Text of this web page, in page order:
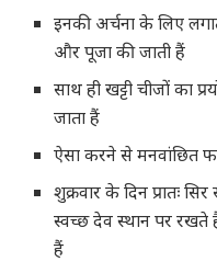
इनकी अर्चना के लिए
और पूजा की जाती हैं
साथ ही खट्टी चीजों का
जाता हैं
ऐसा करने से मनवांछित फल
शुक्रवार के दिन प्रातः
स्वच्छ देव स्थान पर
हैं